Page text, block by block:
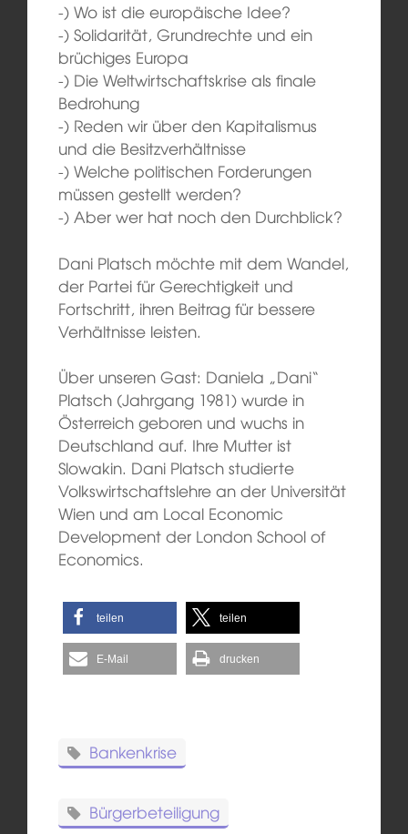
-) Wo ist die europäische Idee?
-) Solidarität, Grundrechte und ein
brüchiges Europa
-) Die Weltwirtschaftskrise als finale
Bedrohung
-) Reden wir über den Kapitalismus
und die Besitzverhältnisse
-) Welche politischen Forderungen
müssen gestellt werden?
-) Aber wer hat noch den Durchblick?
Dani Platsch möchte mit dem Wandel,
der Partei für Gerechtigkeit und
Fortschritt, ihren Beitrag für bessere
Verhältnisse leisten.
Über unseren Gast: Daniela „Dani“
Platsch (Jahrgang 1981) wurde in
Österreich geboren und wuchs in
Deutschland auf. Ihre Mutter ist
Slowakin. Dani Platsch studierte
Volkswirtschaftslehre an der Universität
Wien und am Local Economic
Development der London School of
Economics.
teilen teilen
E-Mail drucken
Bankenkrise
Bürgerbeteiligung